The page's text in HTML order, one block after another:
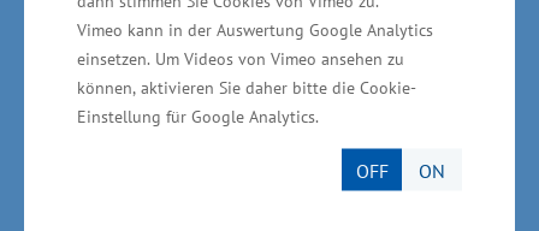
Vimeo kann in der Auswertung Google Analytics
einsetzen. Um Videos von Vimeo ansehen zu
können, aktivieren Sie daher bitte die Cookie-
Einstellung für Google Analytics.
OFF ON
gegründete LEKA MV ihr bis dahin
erfolgreichstes Jahr ab.
Alle Angebote der LEKA MV sind für Kommunen,
Unternehmen und Bürger kostenfrei und
neutral. Eine Übersicht über die Beratungen